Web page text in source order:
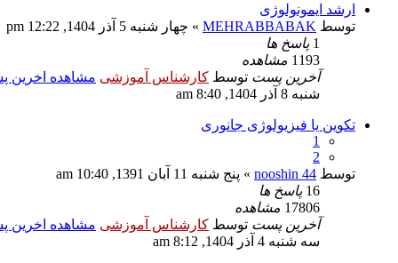
ارشد ایمونولوژی
توسط MEHRABBABAK » چهار شنبه 5 آذر 1404, 12:22 pm
1 پاسخ ها
1193 مشاهده
آخرین پست توسط کارشناس آموزشی مشاهده اخرین
شنبه 8 آذر 1404, 8:40 am
تکوین یا فیزیولوژی جانوری
1
2
توسط nooshin 44 » پنج شنبه 11 آبان 1391, 10:40 am
16 پاسخ ها
17806 مشاهده
آخرین پست توسط کارشناس آموزشی مشاهده اخرین
سه شنبه 4 آذر 1404, 8:12 am